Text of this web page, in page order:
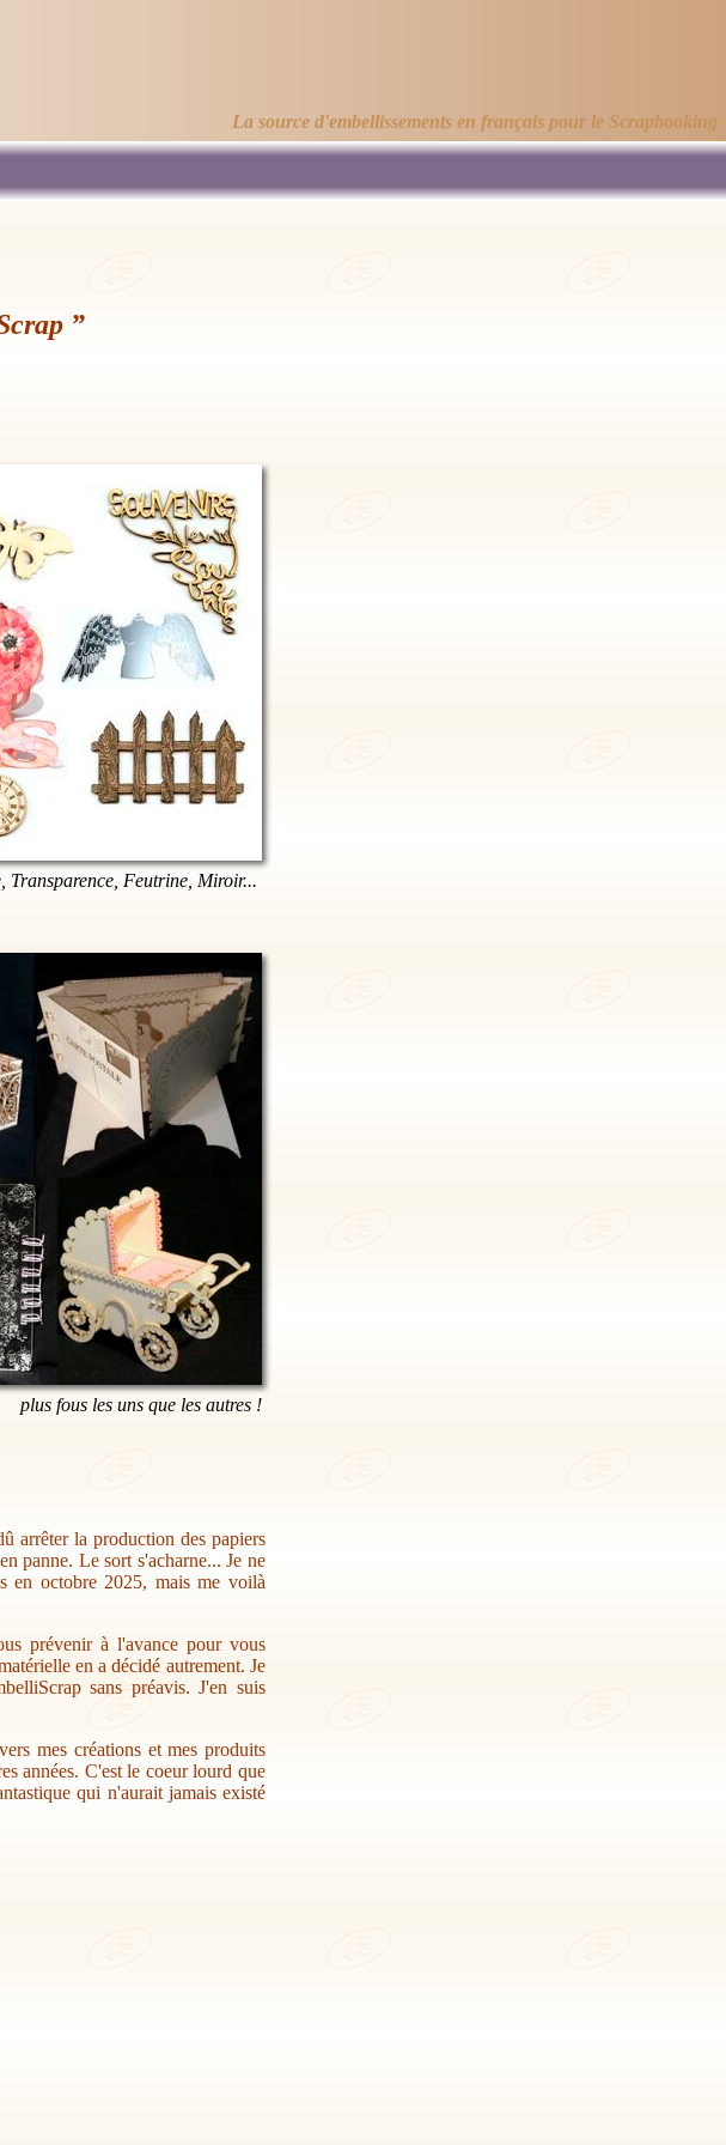
La source d'embellissements en français pour le Scrapbooking
”
Transparence, Feutrine, Miroir...
plus fous les uns que les autres !
arrêter la production des papiers
panne. Le sort s'acharne... Je ne
en octobre 2025, mais me voilà
prévenir à l'avance pour vous
en a décidé autrement. Je
sans préavis. J'en suis
mes créations et mes produits
années. C'est le coeur lourd que
qui n'aurait jamais existé